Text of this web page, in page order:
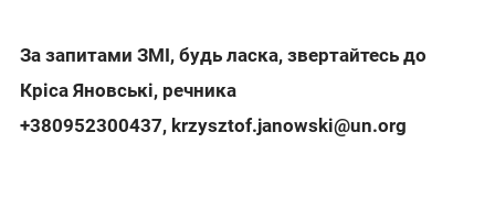
За запитами ЗМІ, будь ласка, звертайтесь до
Кріса Яновські, речника
+380952300437, krzysztof.janowski@un.org